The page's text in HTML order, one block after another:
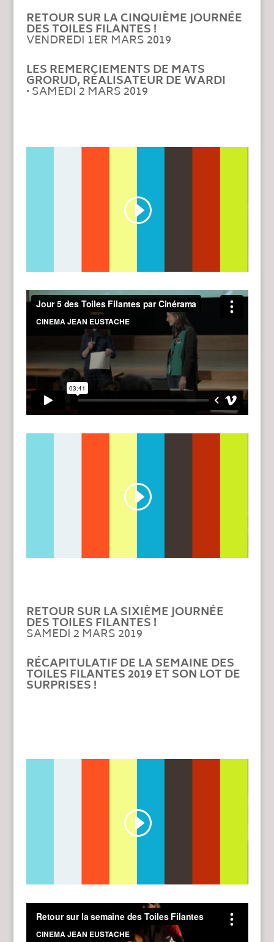
RETOUR SUR LA CINQUIÈME JOURNÉE
DES TOILES FILANTES !
VENDREDI 1ER MARS 2019
LES REMERCIEMENTS DE MATS
GRORUD,RÉALISATEUR DE WARDI
·SAMEDI 2 MARS 2019
RETOUR SUR LA SIXIÈME JOURNÉE
DES TOILES FILANTES !
SAMEDI 2 MARS 2019
RÉCAPITULATIF DE LA SEMAINE DES
TOILES FILANTES 2019 ET SON LOT DE
SURPRISES !